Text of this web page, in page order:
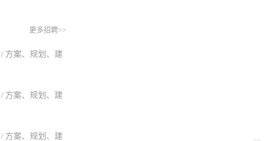
更多招聘>>
/ 方案、规划、建
/ 方案、规划、建
/ 方案、规划、建